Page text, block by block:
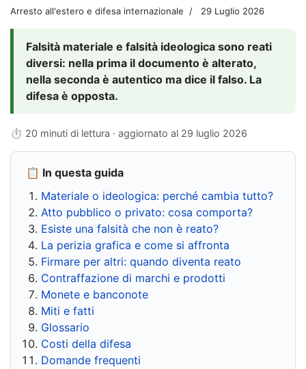
Arresto all'estero e difesa internazionale 29 Luglio 2026
Falsità materiale e falsità ideologica sono reati
diversi: nella prima il documento è alterato,
nella seconda è autentico ma dice il falso. La
difesa è opposta.
⏱ 20 minuti di lettura · aggiornato al 29 luglio 2026
📋 In questa guida
Materiale o ideologica: perché cambia tutto?
Atto pubblico o privato: cosa comporta?
Esiste una falsità che non è reato?
La perizia grafica e come si affronta
Firmare per altri: quando diventa reato
Contraffazione di marchi e prodotti
Monete e banconote
Miti e fatti
Glossario
Costi della difesa
Domande frequenti